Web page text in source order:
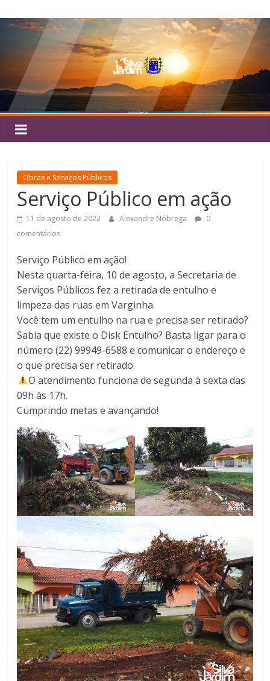
para
conteúdo
Silva
Jardim
Obras e Serviços Públicos
Serviço Público em ação
11 de agosto de 2022 Alexandre Nóbrega
0
comentários
Serviço Público em ação!
Nesta quarta-feira, 10 de agosto, a Secretaria de
Serviços Públicos fez a retirada de entulho e
limpeza das ruas em Varginha.
Você tem um entulho na rua e precisa ser retirado?
Sabia que existe o Disk Entulho? Basta ligar para o
número (22) 99949-6588 e comunicar o endereço e
o que precisa ser retirado.
O atendimento funciona de segunda à sexta das
09h às 17h.
Cumprindo metas e avançando!